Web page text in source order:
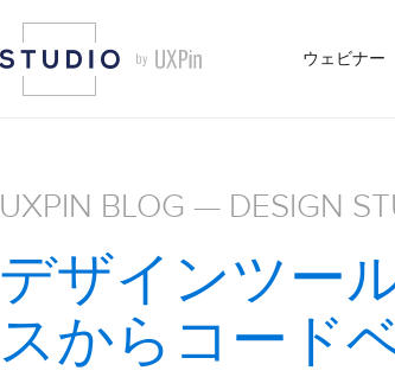
ウェビナー
UXPIN BLOG — DESIGN
デザインツー
スからコード